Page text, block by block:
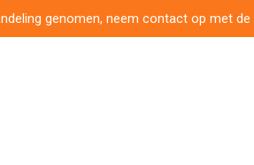
genomen, neem contact op met de